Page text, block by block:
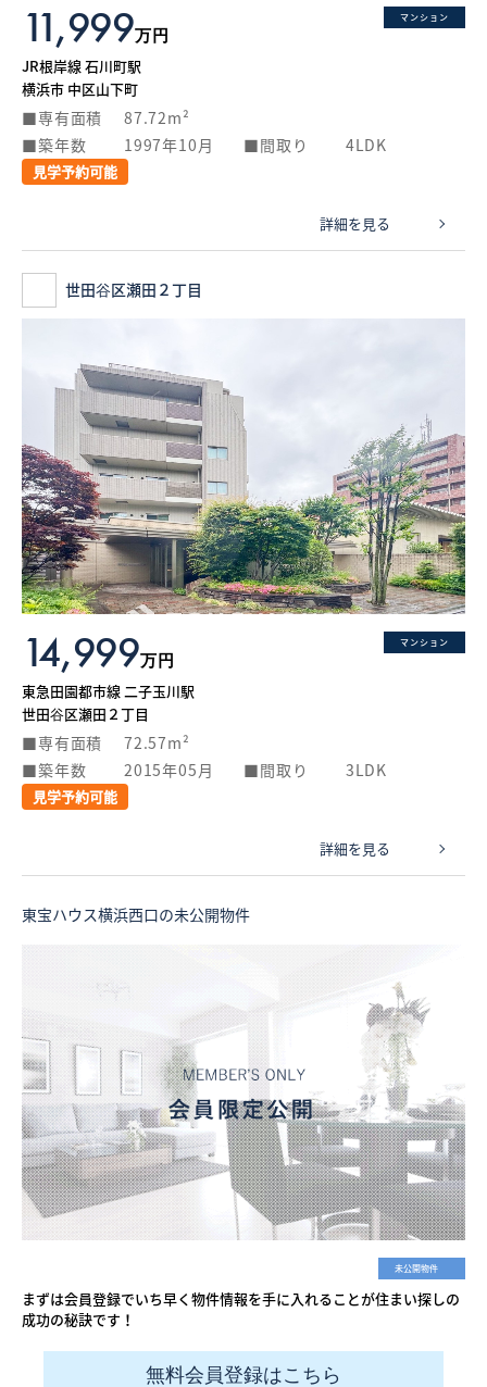
マンション
11,999万円
JR根岸線 石川町駅
横浜市 中区山下町
専有面積
87.72m²
築年数
1997年10月 間取り 4LDK
見学予約可能
詳細を見る
世田谷区瀬田２丁目
マンション
14,999万円
東急田園都市線 二子玉川駅
世田谷区瀬田２丁目
専有面積
72.57m²
築年数
2015年05月 間取り 3LDK
見学予約可能
詳細を見る
東宝ハウス横浜西口の未公開物件
未公開物件
まずは会員登録でいち早く物件情報を手に入れることが住まい探しの
成功の秘訣です！
無料会員登録はこちら